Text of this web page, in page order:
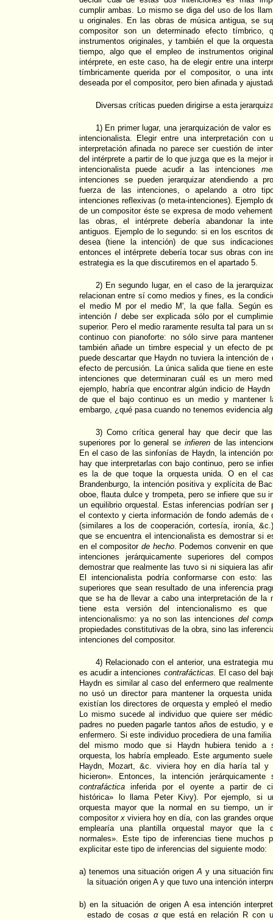
cumplir ambas. Lo mismo se diga del uso de los
u originales. En las obras de música antigua, se
compositor son un determinado efecto tímbrico,
instrumentos originales, y también el que la
tiempo, algo que el empleo de instrumentos
intérprete, en este caso, ha de elegir entre una
tímbricamente querida por el compositor, o una
deseada por el compositor, pero bien afinada y
Diversas críticas pueden dirigirse a esta
1) En primer lugar, una jerarquización de valor
intencionalista. Elegir entre una interpretación con
interpretación afinada no parece ser cuestión de
del intérprete a partir de lo que juzga que es la mejor
intencionalista puede acudir a las intenciones
intenciones se pueden jerarquizar atendiendo a
fuerza de las intenciones, o apelando a otro
intenciones reflexivas (o meta-intenciones). Ejemplo
de un compositor éste se expresa de modo
las obras, el intérprete debería abandonar la
antiguos. Ejemplo de lo segundo: si en los escritos
desea (tiene la intención) de que sus
entonces el intérprete debería tocar sus obras con
estrategia es la que discutiremos en el apartado 5.
2) En segundo lugar, en el caso de la
relacionan entre sí como medios y fines, es la
el medio M por el medio M', la que falla. Según
intenciónI debe ser explicada sólo por el
superior. Pero el medio raramente resulta tal para un
continuo con pianoforte: no sólo sirve para
también añade un timbre especial y un efecto de
puede descartar que Haydn no tuviera la intención
efecto de percusión. La única salida que tiene en
intenciones que determinaran cuál es un mero
ejemplo, habría que encontrar algún indicio de
de que el bajo continuo es un medio y mantener
embargo, ¿qué pasa cuando no tenemos evidencia
3) Como crítica general hay que decir que las
superiores por lo general se infieren de las
En el caso de las sinfonías de Haydn, la intención
hay que interpretarlas con bajo continuo, pero se
es la de que toque la orquesta unida. O en el
Brandenburgo, la intención positiva y explícita de
oboe, flauta dulce y trompeta, pero se infiere que su
un equilibrio orquestal. Estas inferencias podrían ser
el contexto y cierta información de fondo además de
(similares a los de cooperación, cortesía, ironía,
que se encuentra el intencionalista es demostrar si
en el compositorde hecho. Podemos convenir en
intenciones jerárquicamente superiores del
demostrar que realmente las tuvo si ni siquiera las
El intencionalista podría conformarse con esto:
superiores que sean resultado de una inferencia
que se ha de llevar a cabo una interpretación de la
tiene esta versión del intencionalismo es que
intencionalismo: ya no son las intenciones del
propiedades constitutivas de la obra, sino las
intenciones del compositor.
4) Relacionado con el anterior, una estrategia
es acudir a intenciones contrafácticas. El caso del
Haydn es similar al caso del enfermero que
no usó un director para mantener la orquesta
existían los directores de orquesta y empleó el
Lo mismo sucede al individuo que quiere ser
padres no pueden pagarle tantos años de estudio, y
enfermero. Si este individuo procediera de una
del mismo modo que si Haydn hubiera tenido a
orquesta, los habría empleado. Este argumento
Haydn, Mozart, &c. viviera hoy en día haría tal
hicieron». Entonces, la intención
contrafáctica inferida por el oyente a partir de
histórica» lo llama Peter Kivy). Por ejemplo, si
orquesta mayor que la normal en su tiempo, un
compositorx viviera hoy en día, con las grandes
emplearía una plantilla orquestal mayor que la
normales». Este tipo de inferencias tiene muchos
explicitar este tipo de inferencias del siguiente modo:
a) tenemos una situación origenA y una situación
la situación origen A y que tuvo una intención
b) en la situación de origen A esa intención
estado de cosas αque está en relación R con